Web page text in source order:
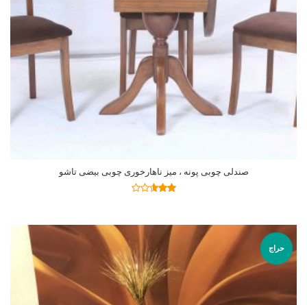
صندلی چوبی پونه ، میز ناهارخوری چوبی بیضی تاشو
اطلاعات بیشتر
حراج